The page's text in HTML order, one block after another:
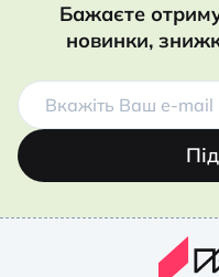
Бажаєте
новинки,